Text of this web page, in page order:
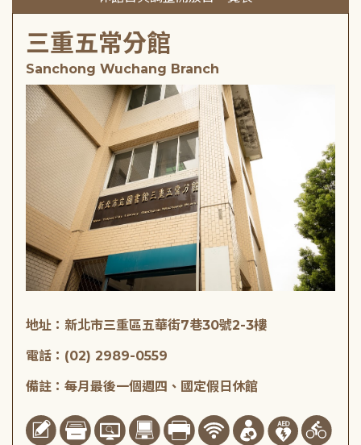
三重五常分館
Sanchong Wuchang Branch
地址：新北市三重區五華街7巷30號2-3樓
電話：(02) 2989-0559
備註：每月最後一個週四、國定假日休館